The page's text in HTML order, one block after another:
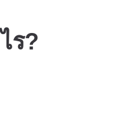
ร?